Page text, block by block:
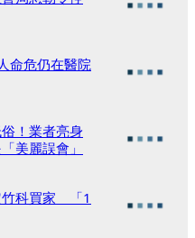
命危仍在醫院
！業者亮身
美麗誤會」
竹科買家 「1